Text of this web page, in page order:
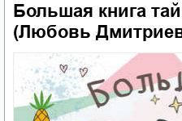
Большая книга
(Любовь